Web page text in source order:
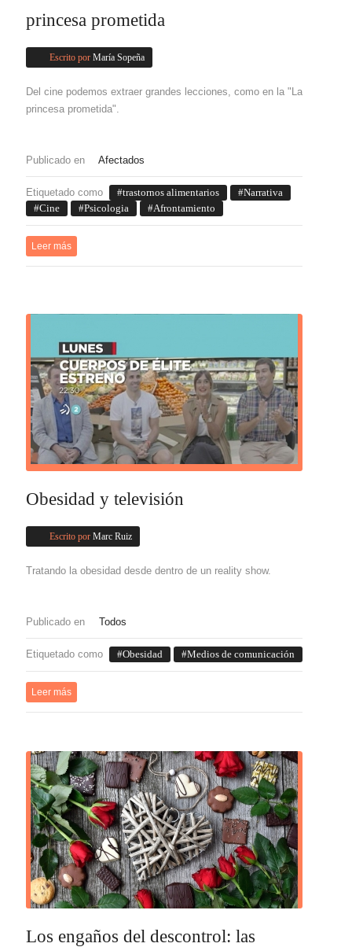
princesa prometida
Escrito por María Sopeña
Del cine podemos extraer grandes lecciones, como en la "La
princesa prometida".
Publicado en Afectados
Etiquetado como trastornos alimentarios
Narrativa
Cine
Psicologia Afrontamiento
Leer más
Obesidad y televisión
Escrito por Marc Ruiz
Tratando la obesidad desde dentro de un reality show.
Publicado en Todos
Etiquetado como Obesidad Medios de comunicación
Leer más
Los engaños del descontrol: las